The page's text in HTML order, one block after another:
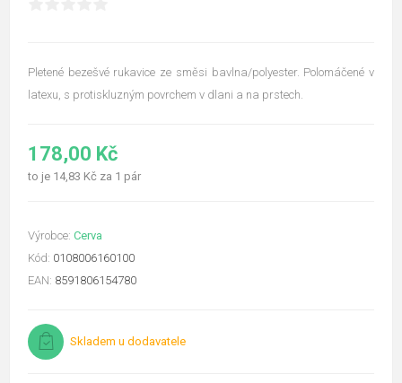
Pletené bezešvé rukavice ze směsi bavlna/polyester. Polomáčené v
latexu, s protiskluzným povrchem v dlani a na prstech.
178,00 Kč
to je 14,83 Kč za 1 pár
Výrobce: Cerva
Kód: 0108006160100
EAN: 8591806154780
Skladem u dodavatele